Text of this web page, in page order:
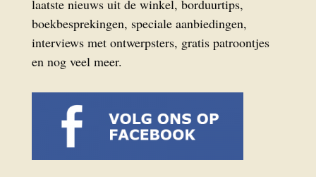
laatste nieuws uit de winkel, borduurtips,
boekbesprekingen, speciale aanbiedingen,
interviews met ontwerpsters, gratis patroontjes
en nog veel meer.